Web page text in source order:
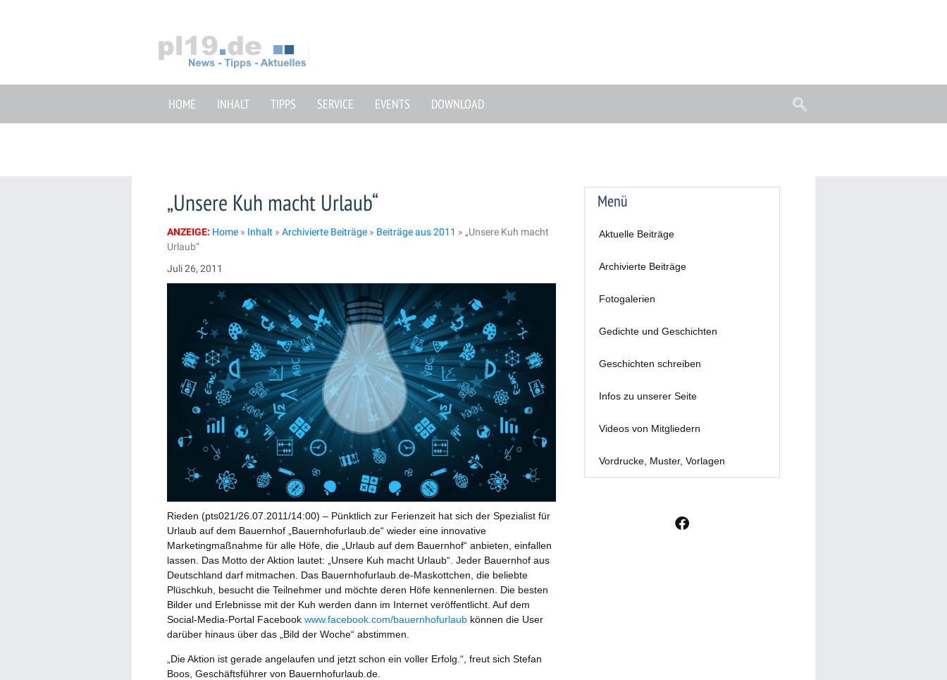
HOME INHALT TIPPS SERVICE EVENTS DOWNLOAD
„Unsere Kuh macht Urlaub“
ANZEIGE: Home » Inhalt » Archivierte Beiträge » Beiträge aus 2011 » „Unsere Kuh macht
Urlaub“
Juli 26, 2011
Rieden (pts021/26.07.2011/14:00) – Pünktlich zur Ferienzeit hat sich der Spezialist für
Urlaub auf dem Bauernhof „Bauernhofurlaub.de“ wieder eine innovative
Marketingmaßnahme für alle Höfe, die „Urlaub auf dem Bauernhof“ anbieten, einfallen
lassen. Das Motto der Aktion lautet: „Unsere Kuh macht Urlaub“. Jeder Bauernhof aus
Deutschland darf mitmachen. Das Bauernhofurlaub.de-Maskottchen, die beliebte
Plüschkuh, besucht die Teilnehmer und möchte deren Höfe kennenlernen. Die besten
Bilder und Erlebnisse mit der Kuh werden dann im Internet veröffentlicht. Auf dem
Social-Media-Portal Facebook www.facebook.com/bauernhofurlaub können die User
darüber hinaus über das „Bild der Woche“ abstimmen.
„Die Aktion ist gerade angelaufen und jetzt schon ein voller Erfolg.“, freut sich Stefan
Boos, Geschäftsführer von Bauernhofurlaub.de.
Menü
Aktuelle Beiträge
Archivierte Beiträge
Fotogalerien
Gedichte und Geschichten
Geschichten schreiben
Infos zu unserer Seite
Videos von Mitgliedern
Vordrucke, Muster, Vorlagen
F
a